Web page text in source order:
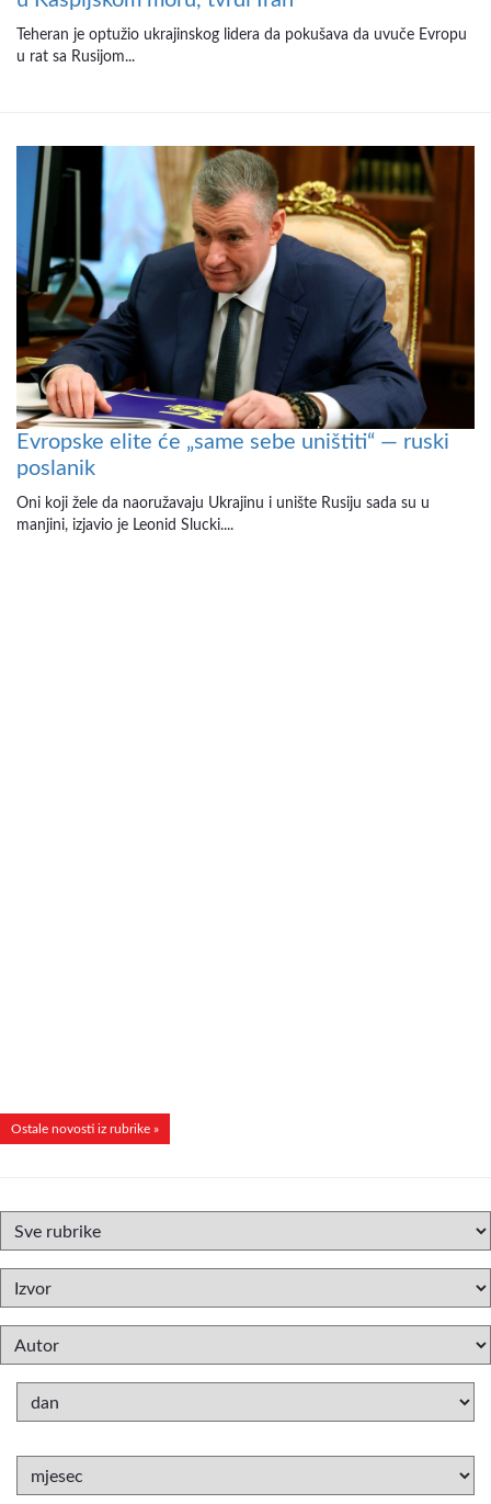
Teheran je optužio ukrajinskog lidera da pokušava da uvuče Evropu
u rat sa Rusijom...
Evropske elite će „same sebe uništiti“ — ruski
poslanik
Oni koji žele da naoružavaju Ukrajinu i unište Rusiju sada su u
manjini, izjavio je Leonid Slucki....
Ostale novosti iz rubrike »